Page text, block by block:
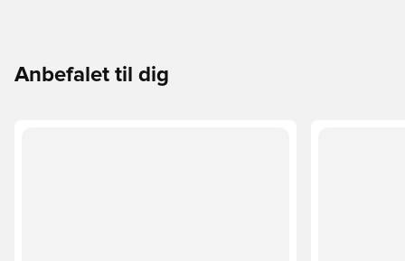
Anbefalet til dig